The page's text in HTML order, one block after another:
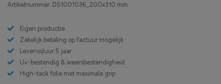
Artikelnummer: DS1001036_200x310 mm
Eigen productie
Zakelijk betaling op factuur mogelijk
Levensduur 5 jaar
Uv-bestendig & weersbestendigheid
High-tack folie met maximale grip